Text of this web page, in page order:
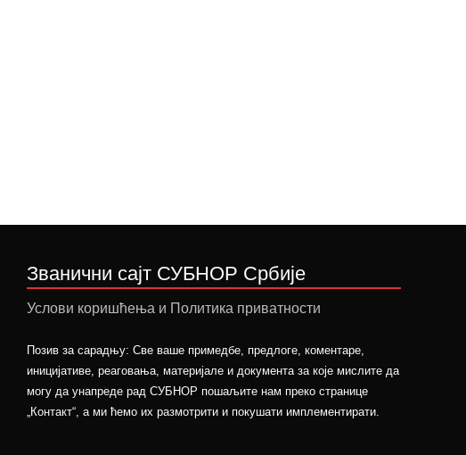
Званични сајт СУБНОР Србије
Услови коришћења и Политика приватности
Позив за сарадњу: Све ваше примедбе, предлоге, коментаре,
иницијативе, реаговања, материјале и документа за које мислите да
могу да унапреде рад СУБНОР пошаљите нам преко странице
„Контакт“, а ми ћемо их размотрити и покушати имплементирати.